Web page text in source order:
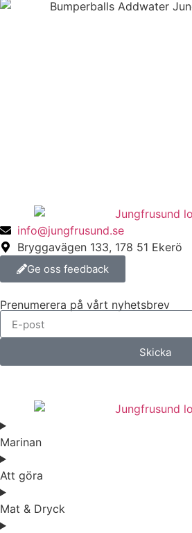
info@jungfrusund.se
Bryggavägen 133, 178 51 Ekerö
Ge oss feedback
Prenumerera på vårt nyhetsbrev
Skicka
Marinan
Att göra
Mat & Dryck